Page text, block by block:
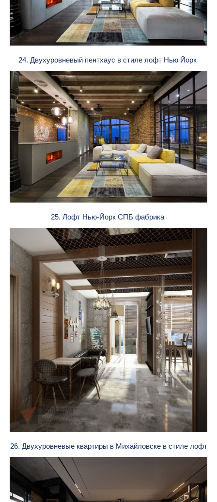
24. Двухуровневый пентхаус в стиле лофт Нью Йорк
25. Лофт Нью-Йорк СПБ фабрика
26. Двухуровневые квартиры в Михайловске в стиле лофт